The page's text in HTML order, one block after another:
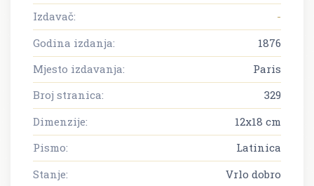
Izdavač:
-
Godina izdanja:
1876
Mjesto izdavanja:
Paris
Broj stranica:
329
Dimenzije:
12x18 cm
Pismo:
Latinica
Stanje:
Vrlo dobro